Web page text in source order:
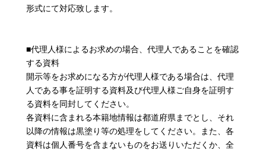
形式にて対応致します。
■代理人様によるお求めの場合、代理人であることを確認
する資料
開示等をお求めになる方が代理人様である場合は、代理
人である事を証明する資料及び代理人様ご自身を証明す
る資料を同封してください。
各資料に含まれる本籍地情報は都道府県までとし、それ
以降の情報は黒塗り等の処理をしてください。また、各
資料は個人番号を含まないものをお送りいただくか、全